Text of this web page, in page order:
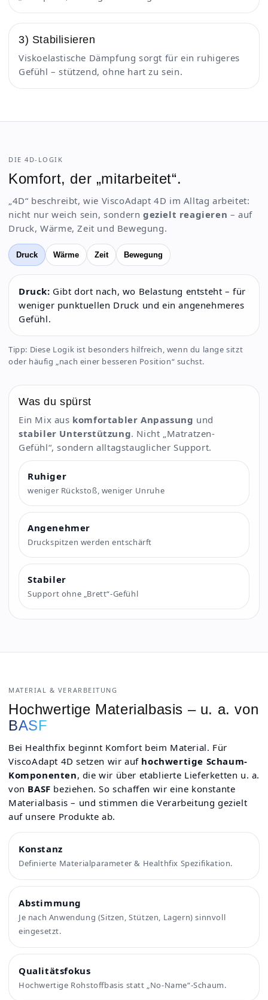
3) Stabilisieren
Viskoelastische Dämpfung sorgt für ein ruhigeres
Gefühl – stützend, ohne hart zu sein.
DIE 4D-LOGIK
Komfort, der „mitarbeitet“.
„4D“ beschreibt, wie ViscoAdapt 4D im Alltag arbeitet:
nicht nur weich sein, sonderngezielt reagieren – auf
Druck, Wärme, Zeit und Bewegung.
Druck Wärme Zeit Bewegung
Druck: Gibt dort nach, wo Belastung entsteht – für
weniger punktuellen Druck und ein angenehmeres
Gefühl.
Tipp: Diese Logik ist besonders hilfreich, wenn du lange sitzt
oder häufig „nach einer besseren Position“ suchst.
Was du spürst
Ein Mix aus komfortabler Anpassung und
stabiler Unterstützung. Nicht „Matratzen-
Gefühl“, sondern alltagstauglicher Support.
Ruhiger
weniger Rückstoß, weniger Unruhe
Angenehmer
Druckspitzen werden entschärft
Stabiler
Support ohne „Brett“-Gefühl
MATERIAL & VERARBEITUNG
Hochwertige Materialbasis – u. a. von
BASF
Bei Healthfix beginnt Komfort beim Material. Für
ViscoAdapt 4D setzen wir auf hochwertige Schaum-
Komponenten, die wir über etablierte Lieferketten u. a.
von BASF beziehen. So schaffen wir eine konstante
Materialbasis – und stimmen die Verarbeitung gezielt
auf unsere Produkte ab.
Konstanz
Definierte Materialparameter & Healthfix Spezifikation.
Abstimmung
Je nach Anwendung (Sitzen, Stützen, Lagern) sinnvoll
eingesetzt.
Qualitätsfokus
Hochwertige Rohstoffbasis statt „No-Name“-Schaum.